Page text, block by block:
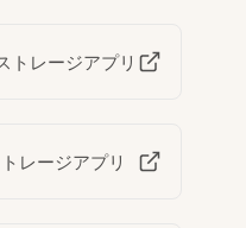
トレージアプリ
レージアプリ